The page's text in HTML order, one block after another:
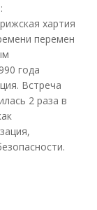
хартия
перемен
года
Встреча
2 раза в